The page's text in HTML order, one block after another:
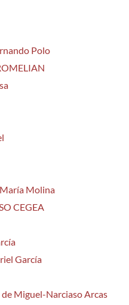
Polo
Molina
CEGEA
García
Miguel-Narciaso Arcas